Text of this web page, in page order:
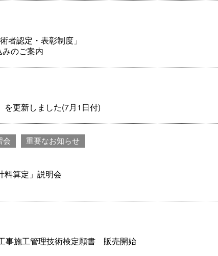
者認定・表彰制度」
のご案内
更新しました(7月1日付)
会 重要なお知らせ
料算定」説明会
事施工管理技術検定願書 販売開始